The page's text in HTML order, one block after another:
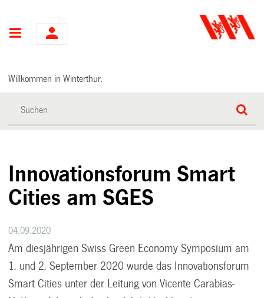
Hauptnavigation
Willkommen in Winterthur.
Innovationsforum Smart
Cities am SGES
04.09.2020
Am diesjährigen Swiss Green Economy Symposium am
1. und 2. September 2020 wurde das Innovationsforum
Smart Cities unter der Leitung von Vicente Carabias-